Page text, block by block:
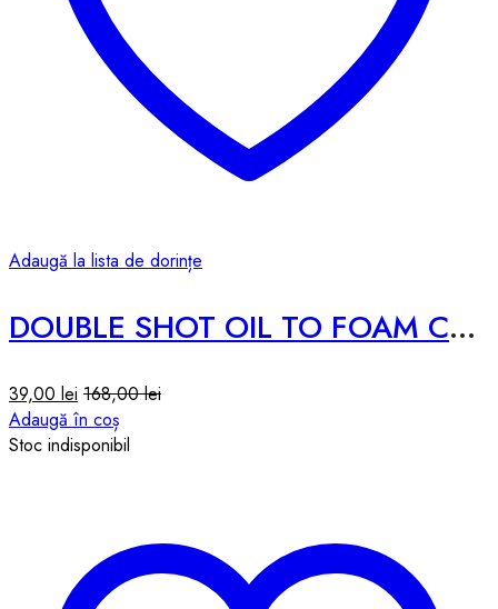
Adaugă la lista de dorințe
DOUBLE SHOT OIL TO FOAM CLEANSER – 200ml
39,00 lei 168,00lei
Adaugă în coș
Stoc indisponibil